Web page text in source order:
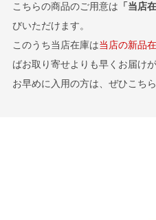
ては良品の範囲内としております
ございます。
こちらの商品のご用意は 「当店
びいただけます。
このうち当店在庫は当店の新品
ばお取り寄せよりも早くお届け
お早めに入用の方は、ぜひこち